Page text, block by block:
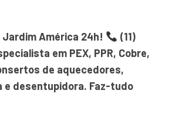
Jardim América 24h!
(11)
em PEX, PPR, Cobre,
de aquecedores,
e desentupidora. Faz-tudo